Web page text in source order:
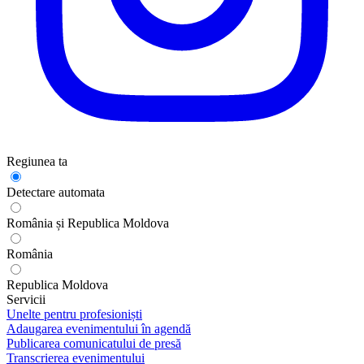
Regiunea ta
Detectare automata
România și Republica Moldova
România
Republica Moldova
Servicii
Unelte pentru profesioniști
Adaugarea evenimentului în agendă
Publicarea comunicatului de presă
Transcrierea evenimentului